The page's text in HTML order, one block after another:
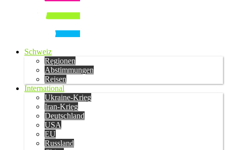
Schweiz
Regionen
Abstimmungen
Reisen
International
Ukraine-Krieg
Iran-Krieg
Deutschland
USA
EU
Russland